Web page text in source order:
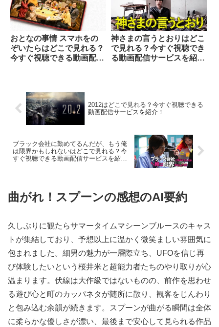
おとなの事情 スマホをの
ぞいたらはどこで見れる？
今すぐ視聴できる動画配信
神さまの言うとおりはどこ
で見れる？今すぐ視聴でき
る動画配信サービスを紹
2012はどこで見れる？今すぐ視聴できる
動画配信サービスを紹介！
ブラック会社に勤めてるんだが、もう俺
は限界かもしれないはどこで見れる？今
すぐ視聴できる動画配信サービスを紹
曲がれ！スプーンの感想のAI要約
久しぶりに観たらサマータイムマシーンブルースのキャス
トが集結しており、予想以上に温かく微笑ましい雰囲気に
包まれました。細男の魅力が一層際立ち、UFOを信じ再
び体験したいという桜井米と超能力者たちのやり取りが心
温まります。伏線は大作級ではないものの、前作を思わせ
る遊び心と町のカッパネタが随所に散り、観客をじんわり
と包み込む余韻が続きます。スプーンが曲がる瞬間は全体
に柔らかな優しさが漂い、最後まで安心して見られる作品